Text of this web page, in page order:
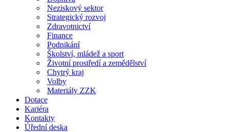
Neziskový sektor
Strategický rozvoj
Zdravotnictví
Finance
Podnikání
Školství, mládež a sport
Životní prostředí a zemědělství
Chytrý kraj
Volby
Materiály ZZK
Dotace
Kariéra
Kontakty
Úřední deska